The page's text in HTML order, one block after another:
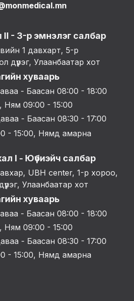
- 3-р эмнэлэг салбар
1 давхарт, 5-р
дүүрэг, Улаанбаатар хот
хуваарь
- Баасан 08:00 - 18:00
Ням 09:00 - 15:00
- Баасан 08:30 - 17:00
- 15:00, Нямд амарна
I - Юүбиэйч салбар
UBH center, 1-р хороо,
Улаанбаатар хот
хуваарь
- Баасан 08:00 - 18:00
Ням 09:00 - 15:00
- Баасан 08:30 - 17:00
- 15:00, Нямд амарна